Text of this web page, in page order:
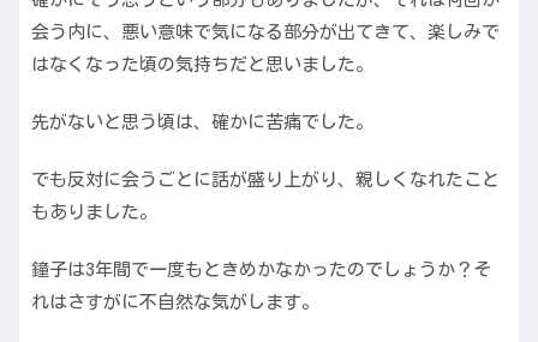
会う内に、悪い意味で気になる部分が出てきて、楽しみで
はなくなった頃の気持ちだと思いました。
先がないと思う頃は、確かに苦痛でした。
でも反対に会うごとに話が盛り上がり、親しくなれたこと
もありました。
鐘子は3年間で一度もときめかなかったのでしょうか？そ
れはさすがに不自然な気がします。